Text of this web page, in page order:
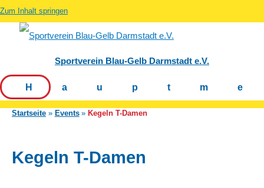
Zum Inhalt springen
Sportverein Blau-Gelb Darmstadt e.V.
Startseite Events Kegeln T-Damen
Kegeln T-Damen